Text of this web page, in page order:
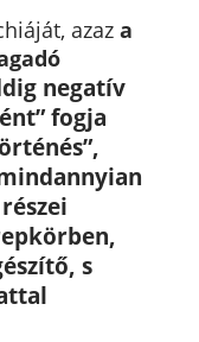
azaz a
negatív
fogja
s